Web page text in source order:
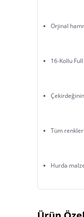
Orjinal
16-Kollu
Tüm
Hurda